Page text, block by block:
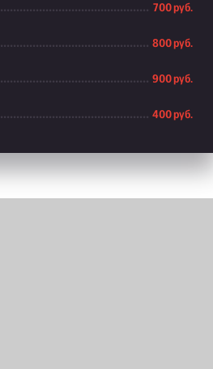
700 руб.
800 руб.
900 руб.
400 руб.